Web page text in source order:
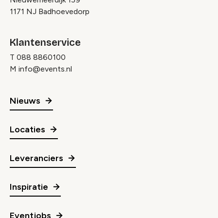
1171 NJ Badhoevedorp
Klantenservice
T 088 8860100
M info@events.nl
Nieuws
Locaties
Leveranciers
Inspiratie
Eventjobs